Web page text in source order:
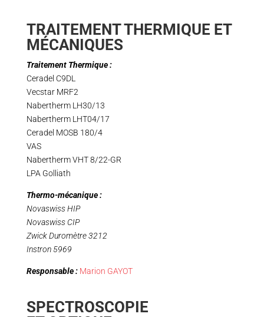
TRAITEMENT THERMIQUE ET
MÉCANIQUES
Traitement Thermique :
Ceradel C9DL
Vecstar MRF2
Nabertherm LH30/13
Nabertherm LHT04/17
Ceradel MOSB 180/4
VAS
Nabertherm VHT 8/22-GR
LPA Golliath
Thermo-mécanique :
Novaswiss HIP
Novaswiss CIP
Zwick Duromètre 3212
Instron 5969
Responsable : Marion GAYOT
SPECTROSCOPIE